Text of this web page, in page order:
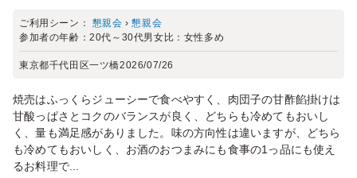
ご利用シーン： 懇親会 ›懇親会
参加者の年齢：20代～30代男女比： 女性多め
東京都千代田区一ツ橋2026/07/26
焼売はふっくらジューシーで食べやすく、肉団子の甘酢餡掛けは
甘酸っぱさとコクのバランスが良く、どちらも冷めてもおいし
く、量も満足感がありました。味の方向性は違いますが、どちら
も冷めてもおいしく、お酒のおつまみにも食事の1っ品にも使え
るお料理で...